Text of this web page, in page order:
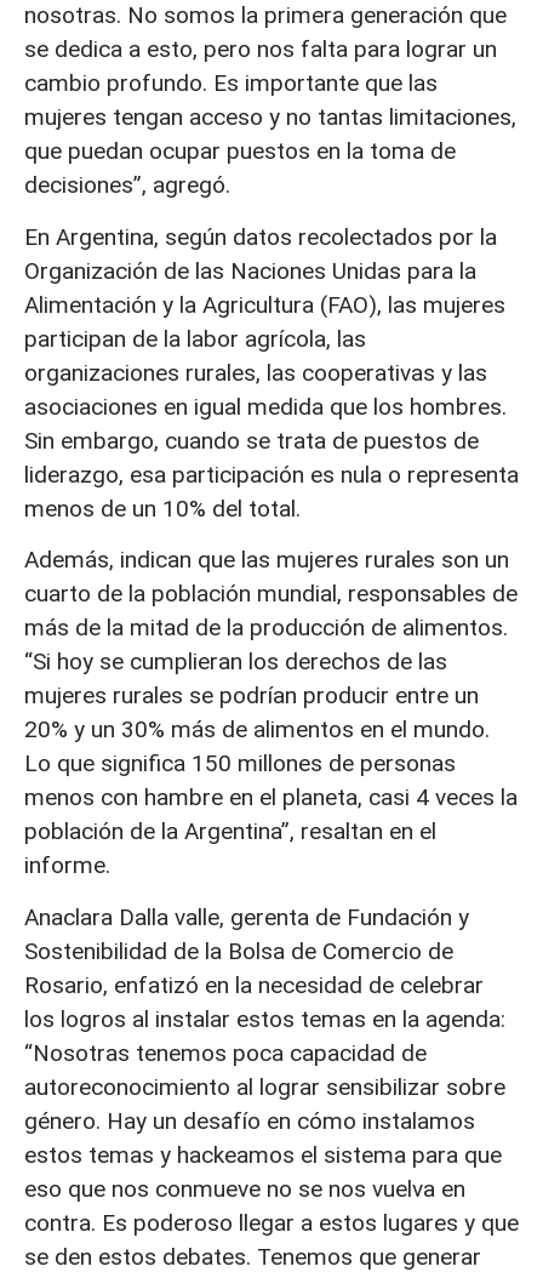
nosotras. No somos la primera generación que
se dedica a esto, pero nos falta para lograr un
cambio profundo. Es importante que las
mujeres tengan acceso y no tantas limitaciones,
que puedan ocupar puestos en la toma de
decisiones”, agregó.
En Argentina, según datos recolectados por la
Organización de las Naciones Unidas para la
Alimentación y la Agricultura (FAO), las mujeres
participan de la labor agrícola, las
organizaciones rurales, las cooperativas y las
asociaciones en igual medida que los hombres.
Sin embargo, cuando se trata de puestos de
liderazgo, esa participación es nula o representa
menos de un 10% del total.
Además, indican que las mujeres rurales son un
cuarto de la población mundial, responsables de
más de la mitad de la producción de alimentos.
“Si hoy se cumplieran los derechos de las
mujeres rurales se podrían producir entre un
20% y un 30% más de alimentos en el mundo.
Lo que significa 150 millones de personas
menos con hambre en el planeta, casi 4 veces la
población de la Argentina”, resaltan en el
informe.
Anaclara Dalla valle, gerenta de Fundación y
Sostenibilidad de la Bolsa de Comercio de
Rosario, enfatizó en la necesidad de celebrar
los logros al instalar estos temas en la agenda:
“Nosotras tenemos poca capacidad de
autoreconocimiento al lograr sensibilizar sobre
género. Hay un desafío en cómo instalamos
estos temas y hackeamos el sistema para que
eso que nos conmueve no se nos vuelva en
contra. Es poderoso llegar a estos lugares y que
se den estos debates. Tenemos que generar